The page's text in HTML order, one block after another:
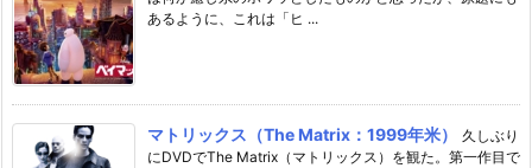
あるように、これは「ヒ ...
マトリックス（The Matrix：1999年米）
久しぶり
にDVDでThe Matrix（マトリックス）を観た。第一作目で